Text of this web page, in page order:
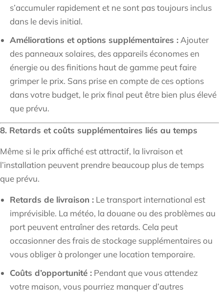
s’accumuler rapidement et ne sont pas toujours inclus
dans le devis initial.
Améliorations et options supplémentaires :Ajouter
des panneaux solaires, des appareils économes en
énergie ou des finitions haut de gamme peut faire
grimper le prix. Sans prise en compte de ces options
dans votre budget, le prix final peut être bien plus élevé
que prévu.
8. Retards et coûts supplémentaires liés au temps
Même si le prix affiché est attractif, la livraison et
l’installation peuvent prendre beaucoup plus de temps
que prévu.
Retards de livraison : Le transport international est
imprévisible. La météo, la douane ou des problèmes au
port peuvent entraîner des retards. Cela peut
occasionner des frais de stockage supplémentaires ou
vous obliger à prolonger une location temporaire.
Coûts d’opportunité : Pendant que vous attendez
votre maison, vous pourriez manquer d’autres